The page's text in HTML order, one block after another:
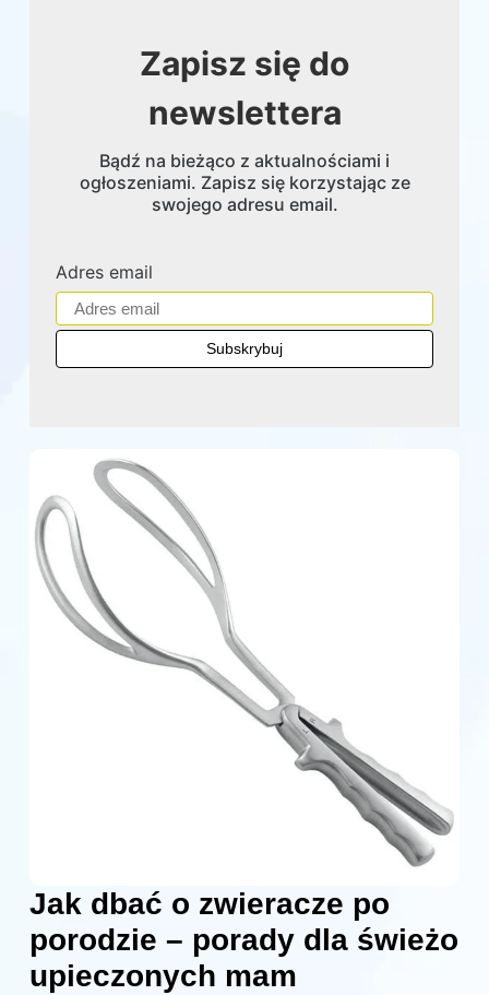
Zapisz się do
newslettera
Bądź na bieżąco z aktualnościami i
ogłoszeniami. Zapisz się korzystając ze
swojego adresu email.
Adres email
Jak dbać o zwieracze po
porodzie – porady dla świeżo
upieczonych mam